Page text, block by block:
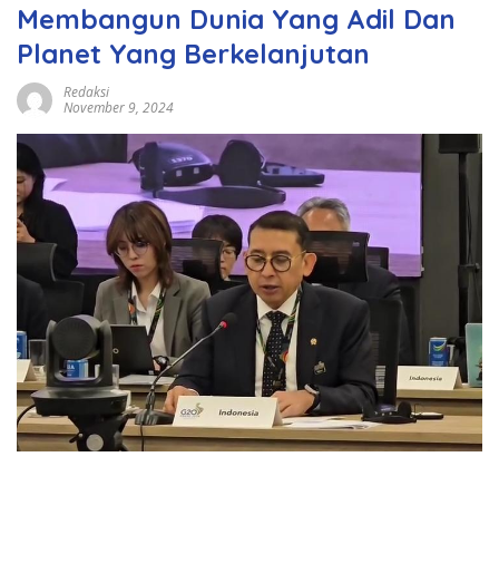
Membangun Dunia Yang Adil Dan
Planet Yang Berkelanjutan
Redaksi
November 9, 2024